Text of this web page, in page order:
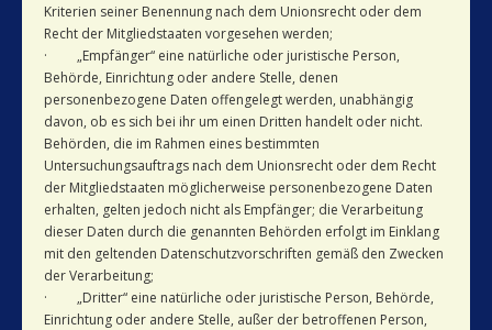
Kriterien seiner Benennung nach dem Unionsrecht oder dem
Recht der Mitgliedstaaten vorgesehen werden;
· „Empfänger“ eine natürliche oder juristische Person,
Behörde, Einrichtung oder andere Stelle, denen
personenbezogene Daten offengelegt werden, unabhängig
davon, ob es sich bei ihr um einen Dritten handelt oder nicht.
Behörden, die im Rahmen eines bestimmten
Untersuchungsauftrags nach dem Unionsrecht oder dem Recht
der Mitgliedstaaten möglicherweise personenbezogene Daten
erhalten, gelten jedoch nicht als Empfänger; die Verarbeitung
dieser Daten durch die genannten Behörden erfolgt im Einklang
mit den geltenden Datenschutzvorschriften gemäß den Zwecken
der Verarbeitung;
· „Dritter“ eine natürliche oder juristische Person, Behörde,
Einrichtung oder andere Stelle, außer der betroffenen Person,